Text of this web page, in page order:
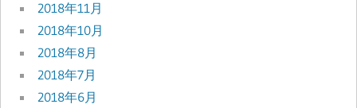
2018年11月
2018年10月
2018年8月
2018年7月
2018年6月